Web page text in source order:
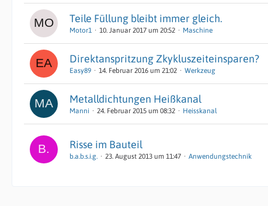
Teile Füllung bleibt immer gleich.
Motor1 10. Januar 2017 um 20:52 Maschine
Direktanspritzung Zkykluszeiteinsparen?
Easy89 14. Februar 2016 um 21:02 Werkzeug
Metalldichtungen Heißkanal
Manni 24. Februar 2015 um 08:32 Heisskanal
Risse im Bauteil
b.a.b.s.i.g. 23. August 2013 um 11:47 Anwendungstechnik